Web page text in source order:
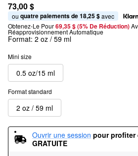
73,00 $
ou quatre paiements de 18,25 $ avec
Obtenez-Le Pour69,35 $ (5% De Réduction)
Réapprovisionnement Automatique
Format: 2 oz / 59 ml
Mini size
0.5 oz/15 ml
Format standard
2 oz / 59 ml
Ouvrir une session pour profiter
GRATUITE